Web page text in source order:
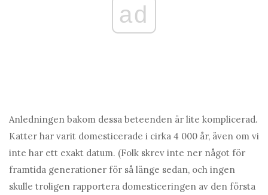
ad
Anledningen bakom dessa beteenden är lite komplicerad.
Katter har varit domesticerade i cirka 4 000 år, även om vi
inte har ett exakt datum. (Folk skrev inte ner något för
framtida generationer för så länge sedan, och ingen
skulle troligen rapportera domesticeringen av den första